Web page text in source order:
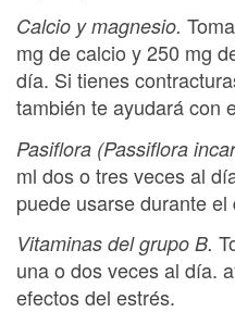
Calcio y magnesio.
mg de calcio y 250 mg
día. Si tienes
también te ayudará con
Pasiflora (Passiflora
ml dos o tres veces al
puede usarse durante el
Vitaminas del grupo B.
una o dos veces al día.
efectos del estrés.